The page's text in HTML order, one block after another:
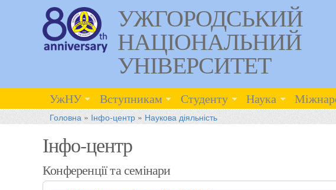
УЖГОРОДСЬКИЙ
НАЦІОНАЛЬНИЙ
УНІВЕРСИТЕТ
УжНУ Вступникам Студенту Наука
Головна » Інфо-центр» Наукова діяльність
Інфо-центр
Конференції та семінари